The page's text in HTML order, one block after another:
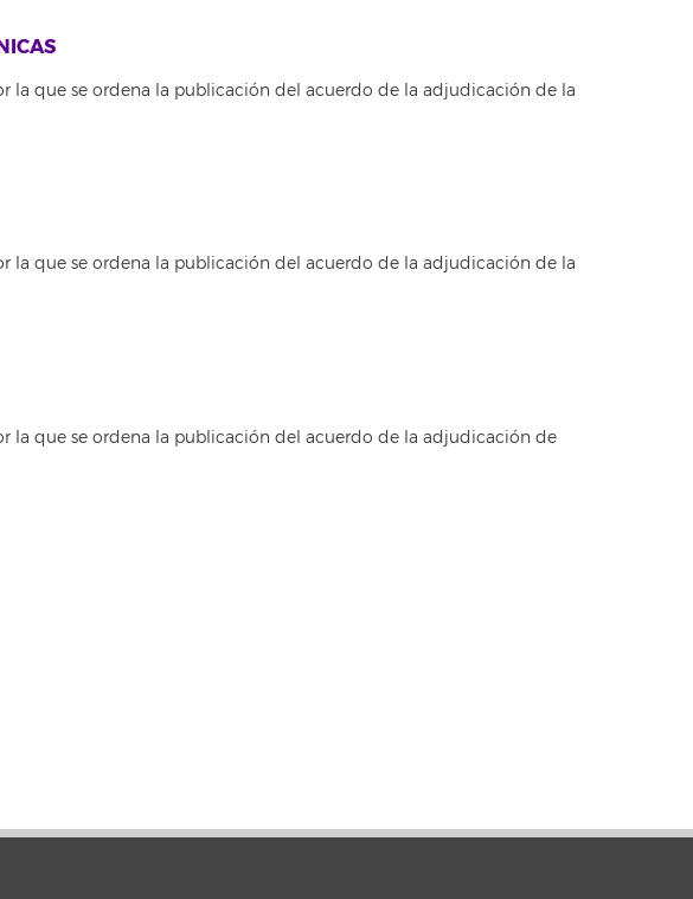
la que se ordena la publicación del acuerdo de la adjudicación de la
la que se ordena la publicación del acuerdo de la adjudicación de la
la que se ordena la publicación del acuerdo de la adjudicación de